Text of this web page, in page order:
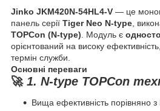
Jinko JKM420N-54HL4-V — це
панель серії Tiger Neo N-type ,
TOPCon (N-type) . Модуль є
орієнтований на високу
термін служби.
Основні переваги
🚀 1. N-type TOPCon
Вища ефективність порівняно з